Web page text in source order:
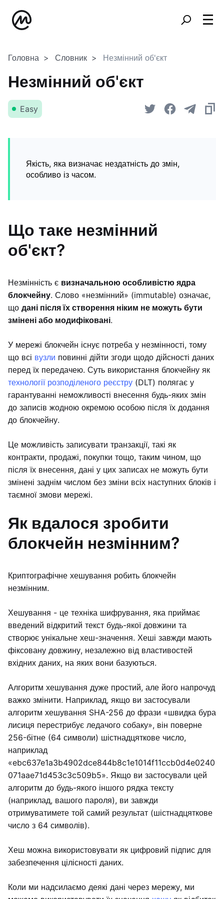
Головна Словник Незмінний об'єкт
Незмінний об'єкт
Easy
Якість, яка визначає нездатність до змін,
особливо із часом.
Що таке незмінний
об'єкт?
Незмінність є визначальною особливістю ядра
блокчейну. Слово «незмінний» (immutable) означає,
що дані після їх створення ніким не можуть бути
змінені або модифіковані.
У мережі блокчейн існує потреба у незмінності, тому
що всі вузли повинні дійти згоди щодо дійсності даних
перед їх передачею. Суть використання блокчейну як
технології розподіленого реєстру (DLT) полягає у
гарантуванні неможливості внесення будь-яких змін
до записів жодною окремою особою після їх додання
до блокчейну.
Це можливість записувати транзакції, такі як
контракти, продажі, покупки тощо, таким чином, що
після їх внесення, дані у цих записах не можуть бути
змінені заднім числом без зміни всіх наступних блоків і
таємної змови мережі.
Як вдалося зробити
блокчейн незмінним?
Криптографічне хешування робить блокчейн
незмінним.
Хешування - це техніка шифрування, яка приймає
введений відкритий текст будь-якої довжини та
створює унікальне хеш-значення. Хеші завжди мають
фіксовану довжину, незалежно від властивостей
вхідних даних, на яких вони базуються.
Алгоритм хешування дуже простий, але його напрочуд
важко змінити. Наприклад, якщо ви застосували
алгоритм хешування SHA-256 до фрази «швидка бура
лисиця перестрибує ледачого собаку», він поверне
256-бітне (64 символи) шістнадцяткове число,
наприклад
«ebc637e1a3b4902dce844b8c1e1014f11ccb0d4e0240
071aae71d453c3c509b5». Якщо ви застосували цей
алгоритм до будь-якого іншого рядка тексту
(наприклад, вашого пароля), ви завжди
отримуватимете той самий результат (шістнадцяткове
число з 64 символів).
Хеш можна використовувати як цифровий підпис для
забезпечення цілісності даних.
Коли ми надсилаємо деякі дані через мережу, ми